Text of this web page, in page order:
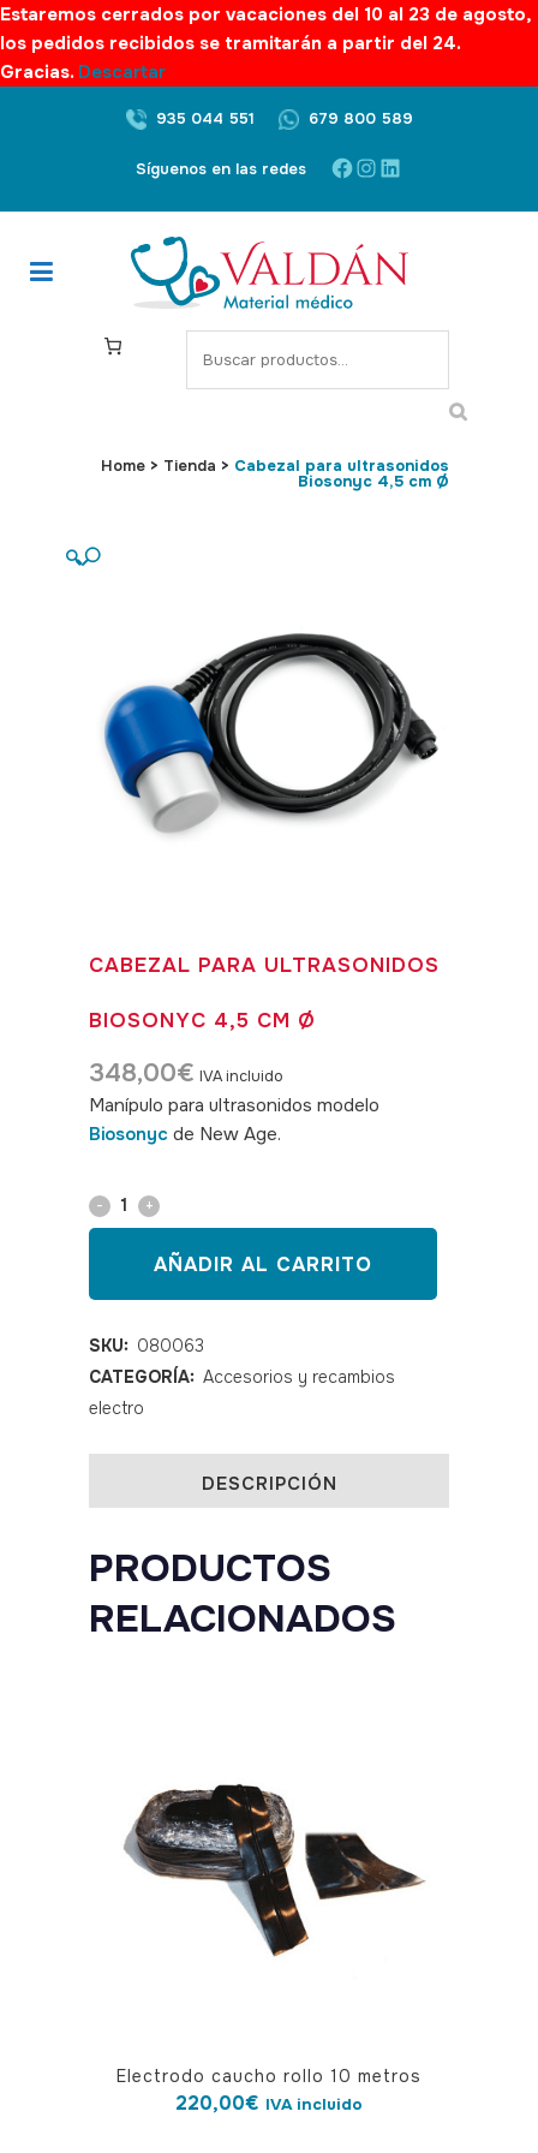
Estaremos cerrados por vacaciones del 10 al 23 de agosto,
los pedidos recibidos se tramitarán a partir del 24.
Gracias. Descartar
935 044 551 679 800 589
Síguenos en las redes Facebook
Instagram
LinkedIn
S
e
c
Home > Tienda > Cabezal para ultrasonidos
Biosonyc 4,5 cm Ø
🔍
CABEZAL PARA ULTRASONIDOS
BIOSONYC 4,5 CM Ø
348,00€ IVA incluido
Manípulo para ultrasonidos modelo
Biosonyc de New Age.
Cabezal
ultrasonidos
Biosonyc
4,5
quantity
AÑADIR AL CARRITO
SKU: 080063
CATEGORÍA: Accesorios y recambios
electro
DESCRIPCIÓN
PRODUCTOS
RELACIONADOS
Electrodo caucho rollo 10 metros
220,00€ IVA incluido